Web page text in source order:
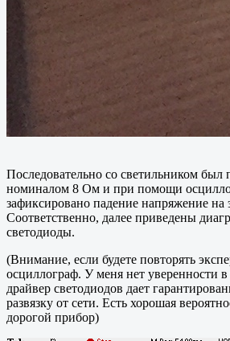
Последовательно со светильником был
номиналом 8 Ом и при помощи
зафиксировано падение напряжение на
Соответственно, далее приведены
светодиоды.
(Внимание, если будете повторять
осциллограф. У меня нет уверенности
драйвер светодиодов дает
развязку от сети. Есть хорошая
дорогой прибор)